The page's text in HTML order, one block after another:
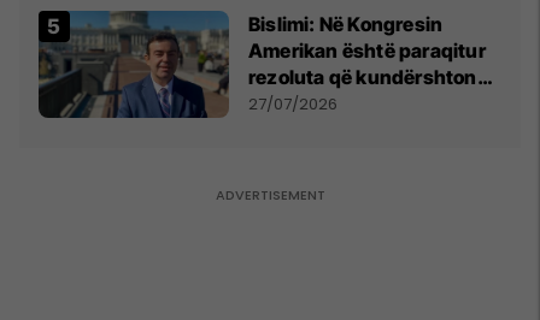
Bislimi: Në Kongresin
Amerikan është paraqitur
rezoluta që kundërshton
mbajtjen e Asamblesë
27/07/2026